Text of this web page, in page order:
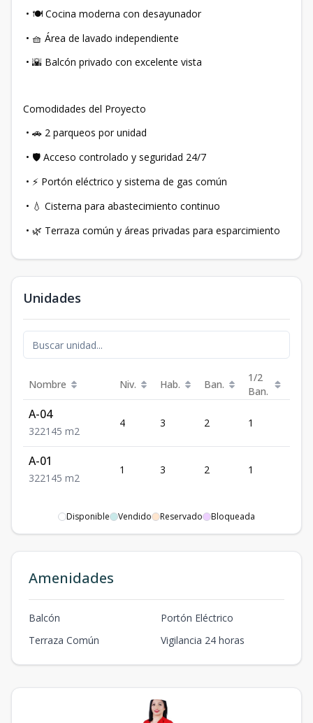
• 🍽 Cocina moderna con desayunador
• 🧺 Área de lavado independiente
• 🌇 Balcón privado con excelente vista
Comodidades del Proyecto
• 🚗 2 parqueos por unidad
• 🛡 Acceso controlado y seguridad 24/7
• ⚡ Portón eléctrico y sistema de gas común
• 💧 Cisterna para abastecimiento continuo
• 🌿 Terraza común y áreas privadas para esparcimiento
Unidades
Nombre Niv. Hab. Ban.
1/2
Ban.
A-04
322145 m2
4 3 2 1
A-01
322145 m2
1 3 2 1
Disponible Vendido Reservado Bloqueada
Amenidades
Balcón
Portón Eléctrico
Terraza Común
Vigilancia 24 horas